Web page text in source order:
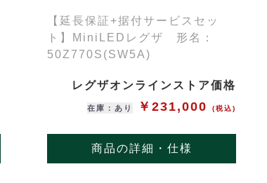
【延長保証+据付サービスセッ
ト】MiniLEDレグザ 形名：
50Z770S(SW5A)
レグザオンラインストア価格
在庫：あり ￥231,000(税込)
商品の詳細・仕様